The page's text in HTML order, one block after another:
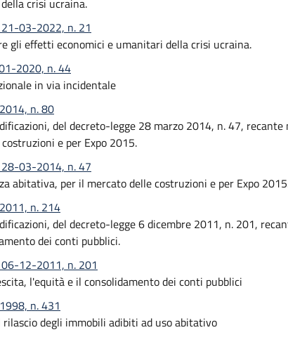
crisi ucraina.
03-2022, n. 21
gli effetti economici e umanitari della crisi ucraina.
2020, n. 44
in via incidentale
n. 80
del decreto-legge 28 marzo 2014, n. 47,
e per Expo 2015.
28-03-2014, n. 47
abitativa, per il mercato delle costruzioni e per Expo
n. 214
del decreto-legge 6 dicembre 2011, n. 201,
dei conti pubblici.
12-2011, n. 201
l'equità e il consolidamento dei conti pubblici
n. 431
rilascio degli immobili adibiti ad uso abitativo